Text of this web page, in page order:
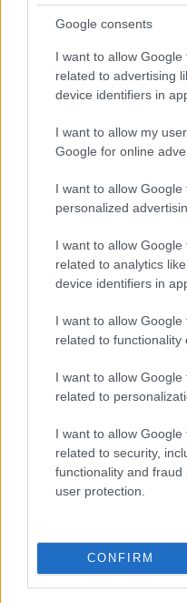
Google consents
I want to allow
related to advertising
device identifiers in
I want to allow my
Google for online
I want to allow Google
personalized
I want to allow
related to analytics
device identifiers in
I want to allow
related to functionality
I want to allow
related to
I want to allow
related to security,
functionality and
user protection.
CONFIRM
Σαββατοκύριακο
Τι συμβαίνει στο
μέρα για μία εβδομάδα